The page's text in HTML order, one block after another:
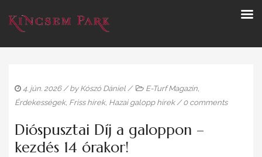
4. jún. 2026/ by Kószó Dániel / E-Turf Magazin,
Érdekességek, Friss hírek, Hazai galopp hírek/0 comments
Dióspusztai Díj a galoppon –
kezdés 14 órakor!